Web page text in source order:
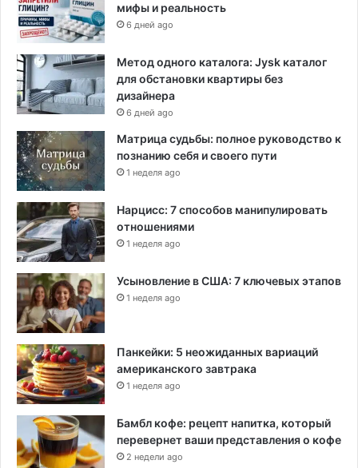
мифы и реальность
6 дней ago
Метод одного каталога: Jysk каталог
для обстановки квартиры без
дизайнера
6 дней ago
Матрица судьбы: полное руководство к
познанию себя и своего пути
1 неделя ago
Нарцисс: 7 способов манипулировать
отношениями
1 неделя ago
Усыновление в США: 7 ключевых этапов
1 неделя ago
Панкейки: 5 неожиданных вариаций
американского завтрака
1 неделя ago
Бамбл кофе: рецепт напитка, который
перевернет ваши представления о кофе
2 недели ago